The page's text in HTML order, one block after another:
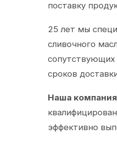
поставку
25 лет мы
сливочного
сопутствующих
сроков
Наша компания
эффективно